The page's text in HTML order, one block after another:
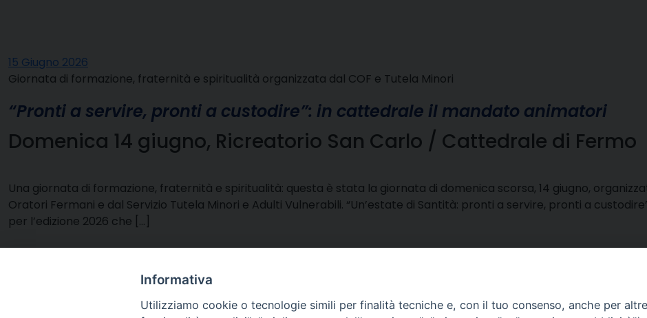
15 Giugno 2026
Giornata di formazione, fraternità e spiritualità organizzata dal COF e Tutela Minori
“Pronti a servire, pronti a custodire”: in cattedrale il mandato animatori
Domenica 14 giugno, Ricreatorio San Carlo / Cattedrale di Fermo
Una giornata di formazione, fraternità e spiritualità: questa è stata la giornata di domenica scorsa, 14 giugno,
Oratori Fermani e dal Servizio Tutela Minori e Adulti Vulnerabili. “Un’estate di Santità: pronti a servire, pronti a
per l’edizione 2026 che […]
Informativa
Utilizziamo cookie o tecnologie simili per finalità tecniche e, con il tuo consenso, anche per